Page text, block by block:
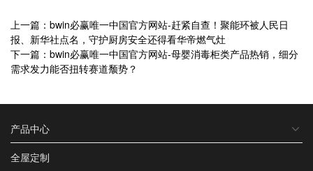
上一篇：bwin必赢唯一中国官方网站-赶紧自查！聚能环被人民日
报、新华社点名，守护厨房安全还得看华帝燃气灶
下一篇：bwin必赢唯一中国官方网站-母婴消毒柜类产品热销，细分
需求发力能否扭转赛道颓势？
产品中心
全屋定制